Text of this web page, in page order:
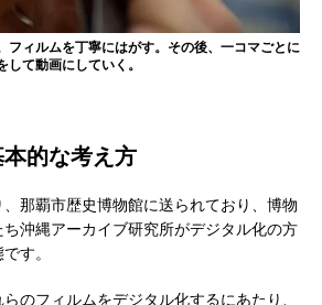
ィルムを丁寧にはがす。その後、一コマごとに
て動画にしていく。
的な考え方
那覇市歴史博物館に送られており、博物
沖縄アーカイブ研究所がデジタル化の方
す。
のフィルムをデジタル化するにあたり、